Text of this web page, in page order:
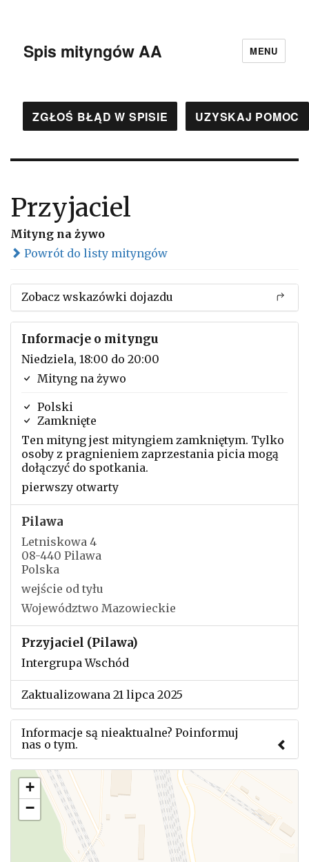
Spis mityngów AA MENU
ZGŁOŚ BŁĄD W SPISIE UZYSKAJ POMOC
Przyjaciel
Mityng na żywo
Powrót do listy mityngów
Zobacz wskazówki dojazdu
Informacje o mityngu
Niedziela, 18:00 do 20:00
Mityng na żywo
Polski
Zamknięte
Ten mityng jest mityngiem zamkniętym. Tylko
osoby z pragnieniem zaprzestania picia mogą
dołączyć do spotkania.
pierwszy otwarty
Pilawa
Letniskowa 4
08-440 Pilawa
Polska
wejście od tyłu
Województwo Mazowieckie
Przyjaciel (Pilawa)
Intergrupa Wschód
Zaktualizowana 21 lipca 2025
Informacje są nieaktualne? Poinformuj
nas o tym.
Użyj tego formularza aby przesłać informację o
zmianach w powyższym mityngu.
+
−